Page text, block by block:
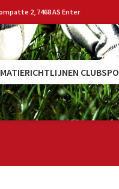
2, 7468 AS Enter
RICHTLIJNEN CLUB